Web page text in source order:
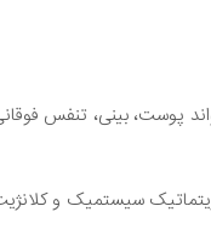
پوست، بینی، تنفس
سیستمیک و